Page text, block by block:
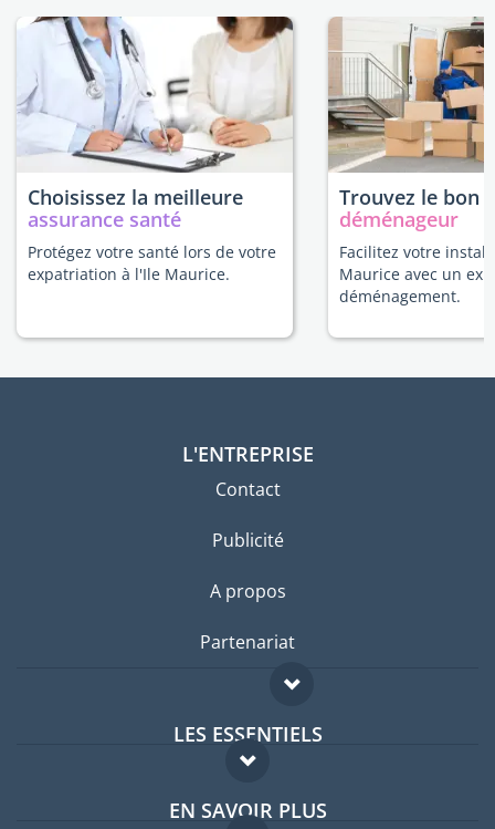
Choisissez la meilleure
assurance santé
Protégez votre santé lors de votre
expatriation à l'Ile Maurice.
Trouvez le bon
déménageur
Facilitez votre
Maurice avec un
déménagement.
L'ENTREPRISE
Contact
Publicité
A propos
Partenariat
LES ESSENTIELS
Forum expatriés
Guides pays
EN SAVOIR PLUS